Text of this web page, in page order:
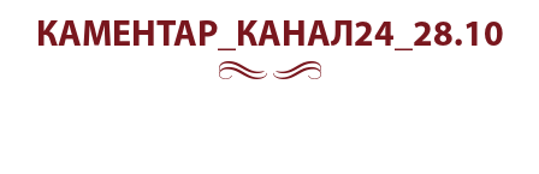
КАМЕНТАР_КАНАЛ24_28.10